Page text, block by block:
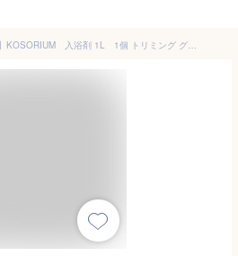
【売上の一部が保護犬へ】KOSORIUM 入浴剤 1L 1個 トリミング グルーミング ペット 犬猫 シニア 介護 時短 手軽 かゆみ抑制 フワフワ 体臭 ケア用品